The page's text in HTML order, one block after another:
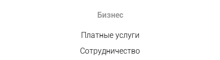
Бизнес
Платные услуги
Сотрудничество